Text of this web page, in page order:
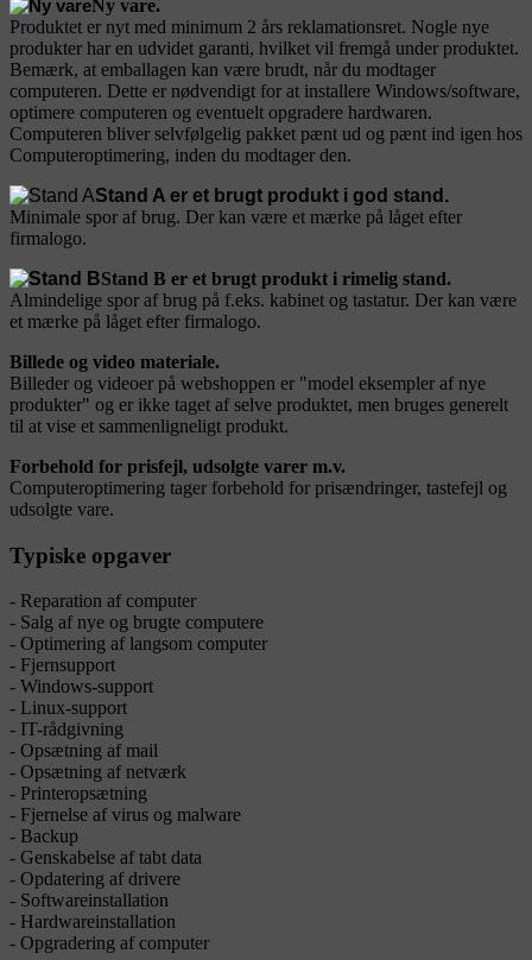
Ny vare.
Produktet er nyt med minimum 2 års reklamationsret. Nogle nye
produkter har en udvidet garanti, hvilket vil fremgå under produktet.
Bemærk, at emballagen kan være brudt, når du modtager
computeren. Dette er nødvendigt for at installere Windows/software,
optimere computeren og eventuelt opgradere hardwaren.
Computeren bliver selvfølgelig pakket pænt ud og pænt ind igen hos
Computeroptimering, inden du modtager den.
Stand A er et brugt produkt i god stand.
Minimale spor af brug. Der kan være et mærke på låget efter
firmalogo.
Stand B er et brugt produkt i rimelig stand.
Almindelige spor af brug på f.eks. kabinet og tastatur. Der kan være
et mærke på låget efter firmalogo.
Billede og video materiale.
Billeder og videoer på webshoppen er "model eksempler af nye
produkter" og er ikke taget af selve produktet, men bruges generelt
til at vise et sammenligneligt produkt.
Forbehold for prisfejl, udsolgte varer m.v.
Computeroptimering tager forbehold for prisændringer, tastefejl og
udsolgte vare.
Typiske opgaver
- Reparation af computer
- Salg af nye og brugte computere
- Optimering af langsom computer
- Fjernsupport
- Windows-support
- Linux-support
- IT-rådgivning
- Opsætning af mail
- Opsætning af netværk
- Printeropsætning
- Fjernelse af virus og malware
- Backup
- Genskabelse af tabt data
- Opdatering af drivere
- Softwareinstallation
- Hardwareinstallation
- Opgradering af computer